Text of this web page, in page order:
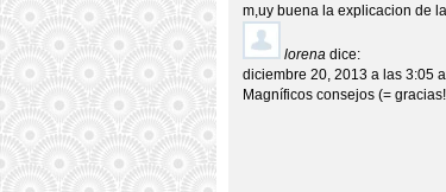
m,uy buena la explicacion de
lorena dice:
diciembre 20, 2013 a las 3:05
Magníficos consejos (= gracias!